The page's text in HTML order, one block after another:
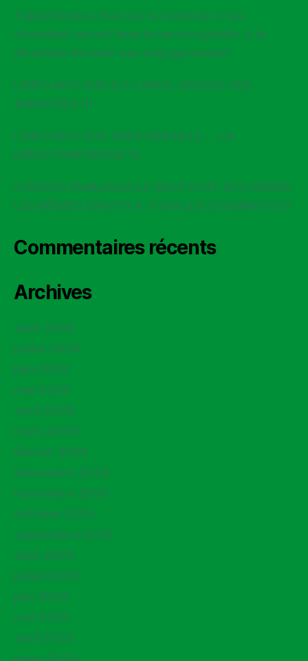
Table Ronde « Rex sur la canicule »: les
cheminot-es ont tenu le service public, à la
direction de tenir ses engagements!
L’INFO ADC SUD D.C.I ARES, ODICEO DES
AVANCÉES !!!
L’INFO ADC SUD ARES DÉRAILLE…..LA
DIRECTION PERSISTE
CONGÉS FAMILIAUX LA SNCF DOIT ACCORDER
LES MÊMES DROITS À TOUS LES CHEMINOT·ES
Commentaires récents
Archives
août 2026
juillet 2026
juin 2026
mai 2026
avril 2026
mars 2026
février 2026
décembre 2025
novembre 2025
octobre 2025
septembre 2025
août 2025
juillet 2025
juin 2025
mai 2025
avril 2025